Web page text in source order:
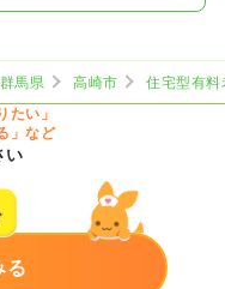
群馬県 高崎市
住宅型有
たい」
」など
い
る